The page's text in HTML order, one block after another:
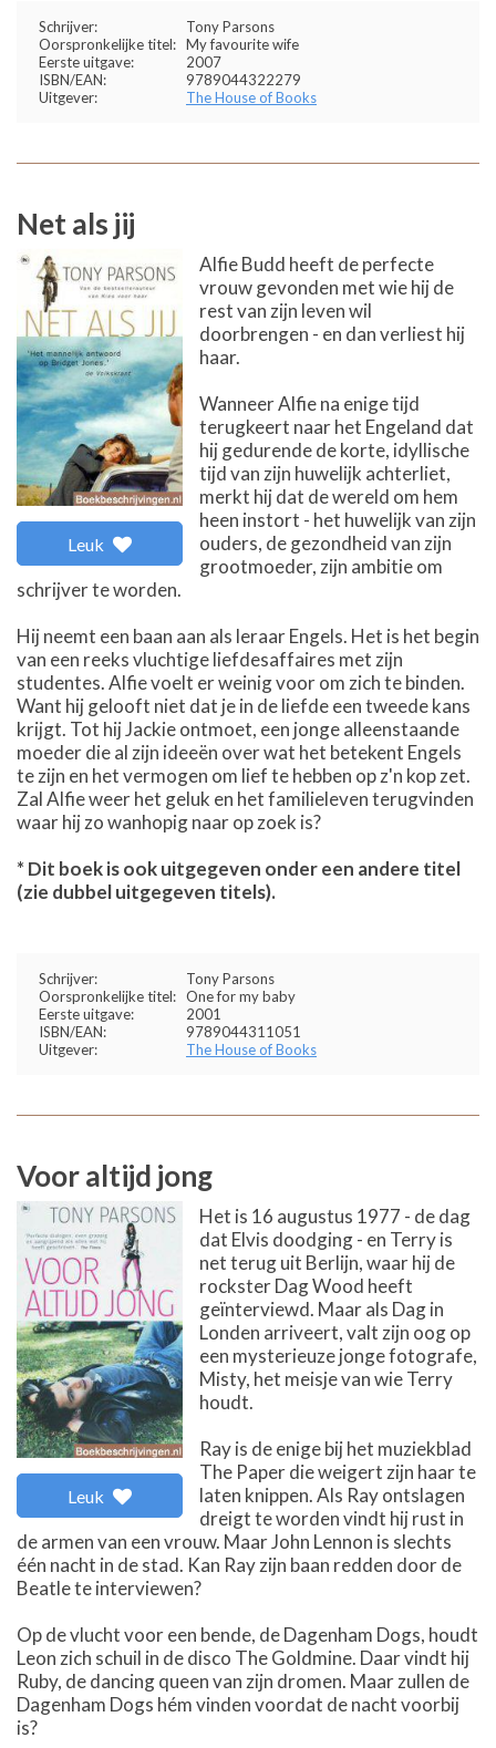
Schrijver:
Tony Parsons
Oorspronkelijke titel: My favourite wife
Eerste uitgave:
2007
ISBN/EAN:
9789044322279
Uitgever:
The House of Books
Net als jij
Leuk
Alfie Budd heeft de perfecte
vrouw gevonden met wie hij de
rest van zijn leven wil
doorbrengen - en dan verliest hij
haar.
Wanneer Alfie na enige tijd
terugkeert naar het Engeland dat
hij gedurende de korte, idyllische
tijd van zijn huwelijk achterliet,
merkt hij dat de wereld om hem
heen instort - het huwelijk van zijn
ouders, de gezondheid van zijn
grootmoeder, zijn ambitie om
schrijver te worden.
Hij neemt een baan aan als leraar Engels. Het is het begin
van een reeks vluchtige liefdesaffaires met zijn
studentes. Alfie voelt er weinig voor om zich te binden.
Want hij gelooft niet dat je in de liefde een tweede kans
krijgt. Tot hij Jackie ontmoet, een jonge alleenstaande
moeder die al zijn ideeën over wat het betekent Engels
te zijn en het vermogen om lief te hebben op z'n kop zet.
Zal Alfie weer het geluk en het familieleven terugvinden
waar hij zo wanhopig naar op zoek is?
* Dit boek is ook uitgegeven onder een andere titel
(zie dubbel uitgegeven titels).
Schrijver:
Tony Parsons
Oorspronkelijke titel: One for my baby
Eerste uitgave:
2001
ISBN/EAN:
9789044311051
Uitgever:
The House of Books
Voor altijd jong
Leuk
Het is 16 augustus 1977 - de dag
dat Elvis doodging - en Terry is
net terug uit Berlijn, waar hij de
rockster Dag Wood heeft
geïnterviewd. Maar als Dag in
Londen arriveert, valt zijn oog op
een mysterieuze jonge fotografe,
Misty, het meisje van wie Terry
houdt.
Ray is de enige bij het muziekblad
The Paper die weigert zijn haar te
laten knippen. Als Ray ontslagen
dreigt te worden vindt hij rust in
de armen van een vrouw. Maar John Lennon is slechts
één nacht in de stad. Kan Ray zijn baan redden door de
Beatle te interviewen?
Op de vlucht voor een bende, de Dagenham Dogs, houdt
Leon zich schuil in de disco The Goldmine. Daar vindt hij
Ruby, de dancing queen van zijn dromen. Maar zullen de
Dagenham Dogs hém vinden voordat de nacht voorbij
is?